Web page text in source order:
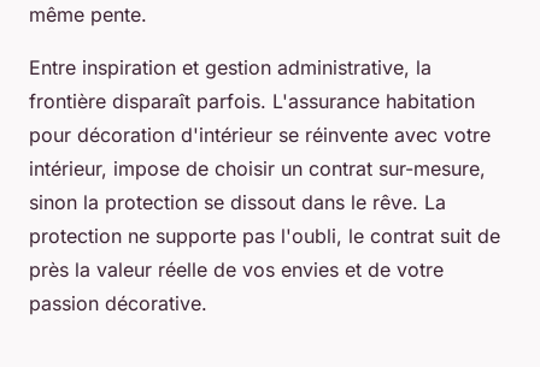
même pente.
Entre inspiration et gestion administrative, la
frontière disparaît parfois. L'assurance habitation
pour décoration d'intérieur se réinvente avec votre
intérieur, impose de choisir un contrat sur-mesure,
sinon la protection se dissout dans le rêve. La
protection ne supporte pas l'oubli, le contrat suit de
près la valeur réelle de vos envies et de votre
passion décorative.